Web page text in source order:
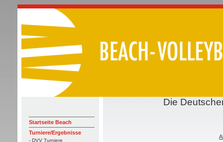
Startseite Beach
Turniere/Ergebnisse
- DVV Turniere
Die